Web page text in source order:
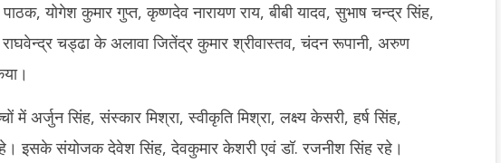
योगेश कुमार गुप्त, कृष्णदेव नारायण राय, बीबी यादव, सुभाष चन्द्र सिंह,
राघवेन्द्र चड्ढा के अलावा जितेंद्र कुमार श्रीवास्तव, चंदन रूपानी, अरुण
में अर्जुन सिंह, संस्कार मिश्रा, स्वीकृति मिश्रा, लक्ष्य केसरी, हर्ष सिंह,
इसके संयोजक देवेश सिंह, देवकुमार केशरी एवं डॉ. रजनीश सिंह रहे।